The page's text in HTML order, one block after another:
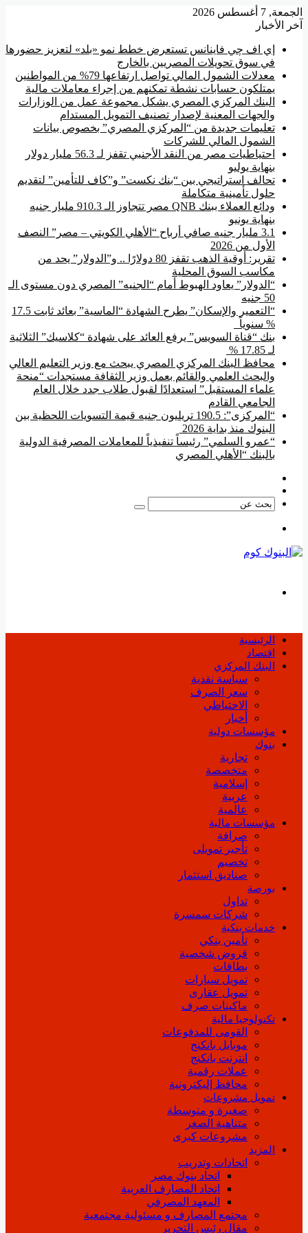
الجمعة, 7 أغسطس 2026
آخر الأخبار
إي اف چي فاينانس تستعرض خطط نمو «بلد» لتعزيز حضورها
في سوق تحويلات المصريين بالخارج
معدلات الشمول المالي تواصل ارتفاعها 79% من المواطنين
يمتلكون حسابات نشطة تمكنهم من إجراء معاملات مالية
البنك المركزي المصري يشكل مجموعة عمل من الوزارات
والجهات المعنية لإصدار تصنيف التمويل المستدام
تعليمات جديدة من “المركزي المصري” بخصوص بيانات
الشمول المالي للشركات
احتياطيات مصر من النقد الأجنبي تقفز لـ 56.3 مليار دولار
بنهاية يوليو
تحالف استراتيجي بين “بنك نكست” و”كاف للتأمين” لتقديم
حلول تأمينية متكاملة
ودائع العملاء ببنك QNB مصر تتجاوز الـ 910.3 مليار جنيه
بنهاية يونيو
3.1 مليار جنيه صافي أرباح “الأهلي الكويتي – مصر” النصف
الأول من 2026
تقرير: أوقية الذهب تقفز 80 دولارًا .. و”الدولار” يحد من
مكاسب السوق المحلية
“الدولار” يعاود الهبوط أمام “الجنيه” المصري دون مستوى الـ
50 جنيه
“التعمير والإسكان” يطرح الشهادة “الماسية” بعائد ثابت 17.5
% سنوياً
بنك “قناة السويس” يرفع العائد على شهادة “كلاسيك” الثلاثية
لـ 17.85 %
محافظ البنك المركزي المصري يبحث مع وزير التعليم العالي
والبحث العلمي والقائم بعمل وزير الثقافة مستجدات “منحة
علماء المستقبل” استعدادًا لقبول طلاب جدد خلال العام
الجامعي القادم
“المركزى”: 190.5 تريليون جنيه قيمة التسويات اللحظية بين
البنوك منذ بداية 2026
“عمرو السلمي” رئيساً تنفيذياً للمعاملات المصرفية الدولية
بالبنك “الأهلي المصري
بحث
الرئيسية
اقتصاد
البنك المركزي
سياسة نقدية
سعر الصرف
الاحتياطي
أخبار
مؤسسات دولية
بنوك
تجارية
متخصصة
إسلامية
عربية
عالمية
مؤسسات مالية
صرافة
تأجير تمويلى
تخصيم
صناديق استثمار
بورصة
تداول
شركات سمسرة
خدمات بنكية
تأمين بنكي
قروض شخصية
بطاقات
تمويل سيارات
تمويل عقارى
ماكينات صرف
تكنولوجيا مالية
القومى للمدفوعات
موبايل بانكنج
انترنت بانكنج
عملات رقمية
محافظ إليكترونية
تمويل مشروعات
صغيرة و متوسطة
متناهية الصغر
مشروعات كبرى
المزيد
اتحادات وتدريب
اتحاد بنوك مصر
اتحاد المصارف العربية
المعهد المصرفي
مجتمع المصارف و مسئولية مجتمعية
مقال رئيس التحرير